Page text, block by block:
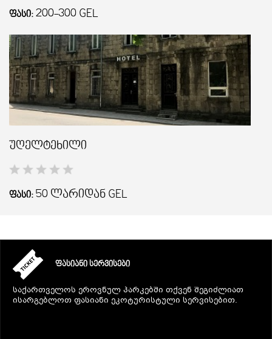
ᲤᲐᲡᲘ: 200-300 GEL
უღელტეხილი
ᲤᲐᲡᲘ: 50 ლარიდან GEL
ᲤᲐᲡᲘᲐᲜᲘ ᲡᲔᲠᲕᲘᲡᲔᲑᲘ
საქართველოს ეროვნულ პარკებში თქვენ შეგიძლიათ
ისარგებლოთ ფასიანი ეკოტურისტული სერვისებით.